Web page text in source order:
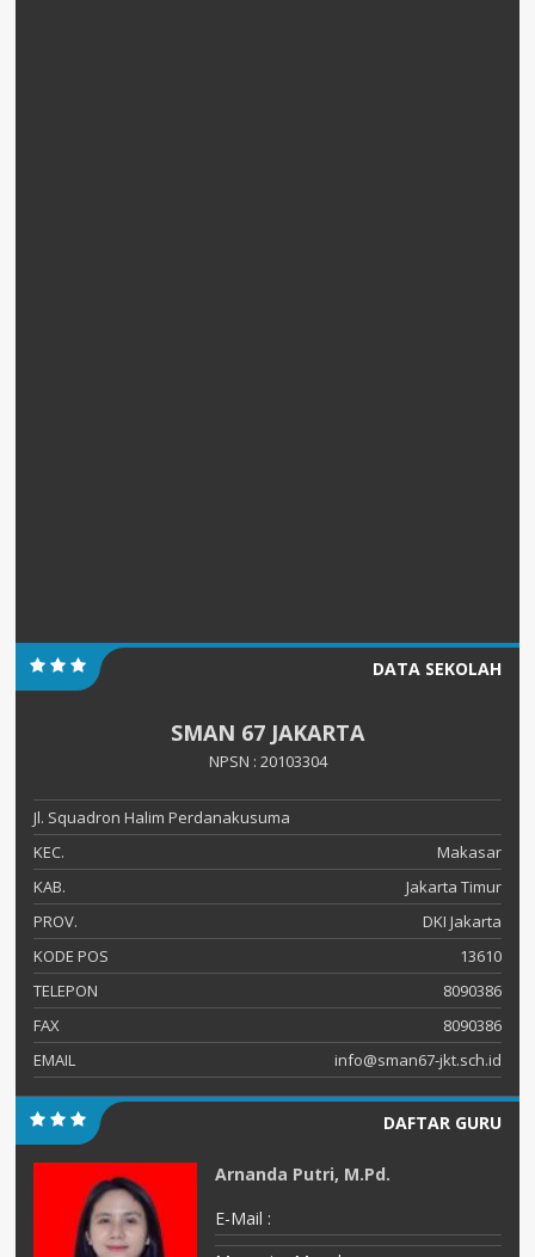
DATA SEKOLAH
SMAN 67 JAKARTA
NPSN : 20103304
Jl. Squadron Halim Perdanakusuma
KEC.
Makasar
KAB.
Jakarta Timur
PROV.
DKI Jakarta
KODE POS
13610
TELEPON
8090386
FAX
8090386
EMAIL
info@sman67-jkt.sch.id
DAFTAR GURU
Arnanda Putri, M.Pd.
E-Mail :